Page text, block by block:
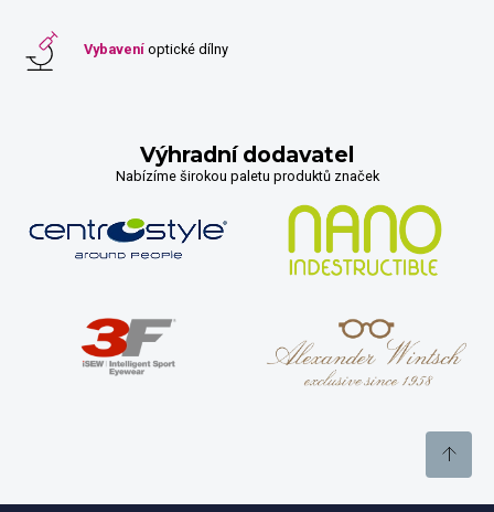
Vybavení optické dílny
Výhradní dodavatel
Nabízíme širokou paletu produktů značek